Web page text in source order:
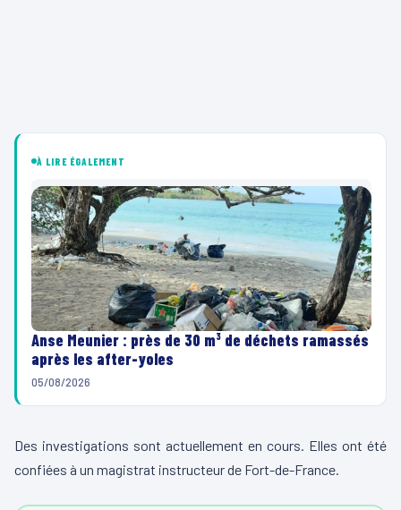
À LIRE ÉGALEMENT
Anse Meunier : près de 30 m³ de déchets ramassés
après les after-yoles
05/08/2026
Des investigations sont actuellement en cours. Elles ont été
confiées à un magistrat instructeur de Fort-de-France.